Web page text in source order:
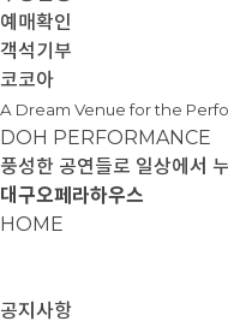
예매확인
객석기부
코코아
A Dream Venue for the
DOH PERFORMANCE
풍성한 공연들로 일상에서
대구오페라하우스
HOME
공지사항